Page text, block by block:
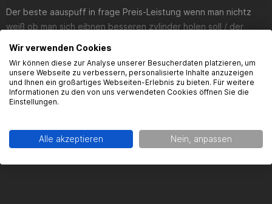
Der beste aauspuff in frage Preis-Leistung wenn man nichtz
weiß ob man sich eibnen besseren zylinder holen soll / der
gespannt wie es mit einem anderen zylinder aussieht aber das
kann ja nur besser werden
Hier findest du die häufigsten Fragen und die dazugehörigen
Wir verwenden Cookies
Wir können diese zur Analyse unserer Besucherdaten platzieren, um
unsere Webseite zu verbessern, personalisierte Inhalte anzuzeigen
und Ihnen ein großartiges Webseiten-Erlebnis zu bieten. Für weitere
Informationen zu den von uns verwendeten Cookies öffnen Sie die
Einstellungen.
Alle akzeptieren Nein, anpassen